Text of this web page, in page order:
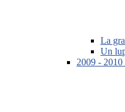
La
Un
2009 -